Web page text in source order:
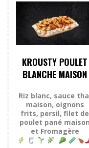
KROUSTY POULET
BLANCHE MAISON
Riz blanc, sauce
maison, oignons
frits, persil, filet de
poulet pané maison
et Fromagère